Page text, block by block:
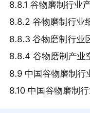
8.8.1 谷物磨制行业
8.8.2 谷物磨制行业
8.8.3 谷物磨制行业
8.8.4 谷物磨制产业
8.9 中国谷物磨制行
8.10 中国谷物磨制